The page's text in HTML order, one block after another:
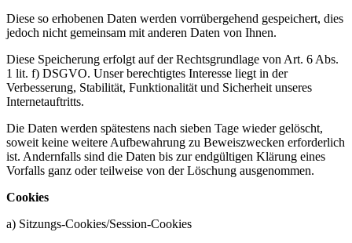
Diese so erhobenen Daten werden vorrübergehend gespeichert, dies
jedoch nicht gemeinsam mit anderen Daten von Ihnen.
Diese Speicherung erfolgt auf der Rechtsgrundlage von Art. 6 Abs.
1 lit. f) DSGVO. Unser berechtigtes Interesse liegt in der
Verbesserung, Stabilität, Funktionalität und Sicherheit unseres
Internetauftritts.
Die Daten werden spätestens nach sieben Tage wieder gelöscht,
soweit keine weitere Aufbewahrung zu Beweiszwecken erforderlich
ist. Andernfalls sind die Daten bis zur endgültigen Klärung eines
Vorfalls ganz oder teilweise von der Löschung ausgenommen.
Cookies
a) Sitzungs-Cookies/Session-Cookies